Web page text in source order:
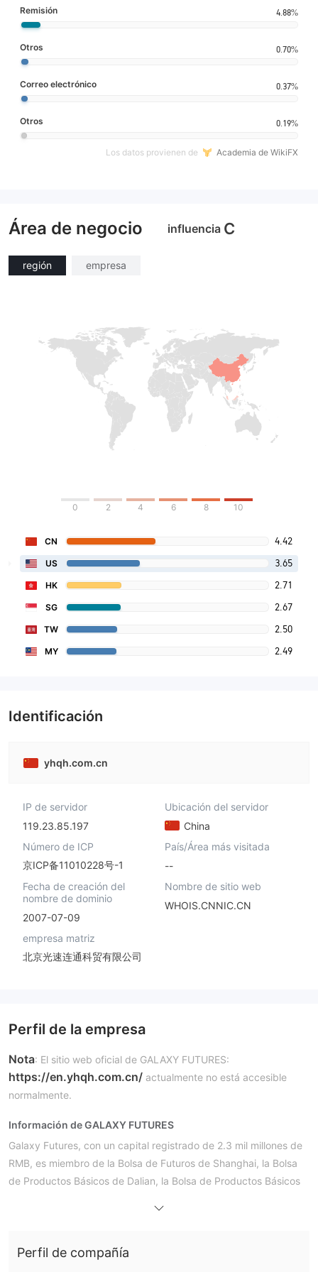
Remisión 4.88%
Otros 0.70%
Correo electrónico 0.37%
Otros 0.19%
Los datos provienen de Academia de WikiFX
Área de negocio influencia C
región empresa
0 2 4 6 8 10
CN 4.42
US 3.65
HK 2.71
SG 2.67
TW 2.50
MY 2.49
Identificación
yhqh.com.cn
IP de servidor
119.23.85.197
Ubicación del servidor
China
Número de ICP
京ICP备11010228号-1
País/Área más visitada
--
Fecha de creación del
nombre de dominio
2007-07-09
Nombre de sitio web
WHOIS.CNNIC.CN
empresa matriz
北京光速连通科贸有限公司
Perfil de la empresa
Nota: El sitio web oficial de GALAXY FUTURES:
https://en.yhqh.com.cn/ actualmente no está accesible
normalmente.
Información de GALAXY FUTURES
Galaxy Futures, con un capital registrado de 2.3 mil millones de
RMB, es miembro de la Bolsa de Futuros de Shanghai, la Bolsa
de Productos Básicos de Dalian, la Bolsa de Productos Básicos
agente para el trading de futuros de todas las variedades
Perfil de compañía